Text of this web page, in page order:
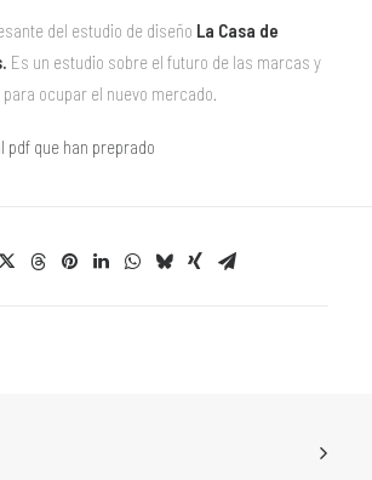
del estudio de diseño La Casa de
Es un estudio sobre el futuro de las marcas y
ocupar el nuevo mercado.
pdf que han preprado